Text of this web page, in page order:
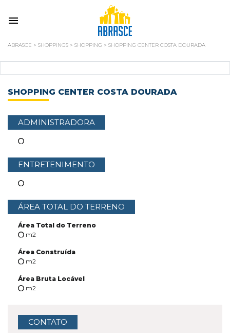
ABRASCE > SHOPPINGS > SHOPPING > SHOPPING CENTER COSTA DOURADA
SHOPPING CENTER COSTA DOURADA
ADMINISTRADORA
ENTRETENIMENTO
ÁREA TOTAL DO TERRENO
Área Total do Terreno
m2
Área Construída
m2
Área Bruta Locável
m2
CONTATO